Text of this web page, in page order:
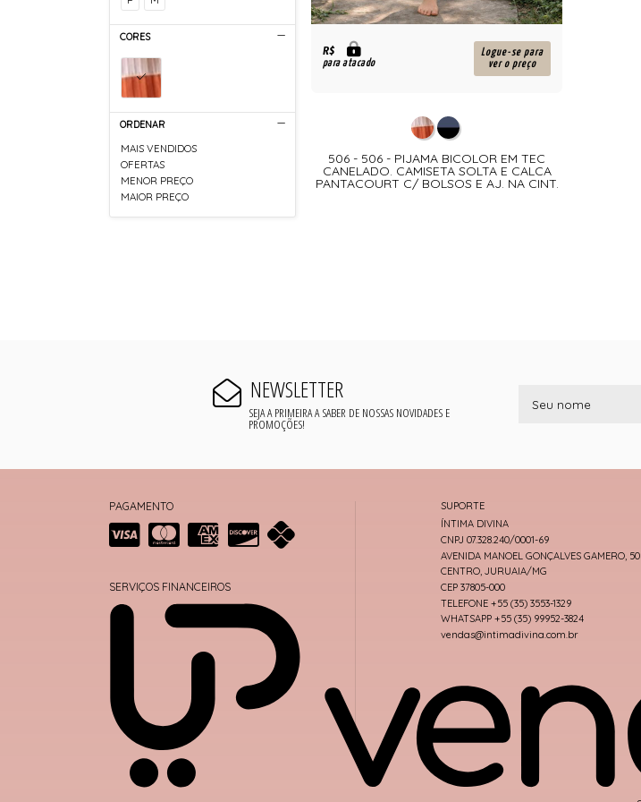
CORES
ORDENAR
MAIS VENDIDOS
OFERTAS
MENOR PREÇO
MAIOR PREÇO
R$
para atacado
Logue-se para
ver o preço
506 - 506 - PIJAMA BICOLOR EM TEC
CANELADO. CAMISETA SOLTA E CALCA
PANTACOURT C/ BOLSOS E AJ. NA CINT.
NEWSLETTER
SEJA A PRIMEIRA A SABER DE NOSSAS NOVIDADES E
PROMOÇÕES!
PAGAMENTO
SERVIÇOS FINANCEIROS
SUPORTE
ÍNTIMA DIVINA
CNPJ 07.328.240/0001-69
AVENIDA MANOEL GONÇALVES GAMERO, 50
CENTRO, JURUAIA/MG
CEP 37805-000
TELEFONE +55 (35) 3553-1329
WHATSAPP +55 (35) 99952-3824
vendas@intimadivina.com.br